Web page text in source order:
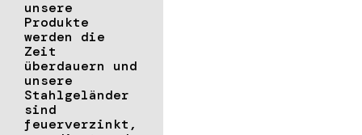
unsere
Produkte
werden die
Zeit
überdauern und
unsere
Stahlgeländer
sind
feuerverzinkt,